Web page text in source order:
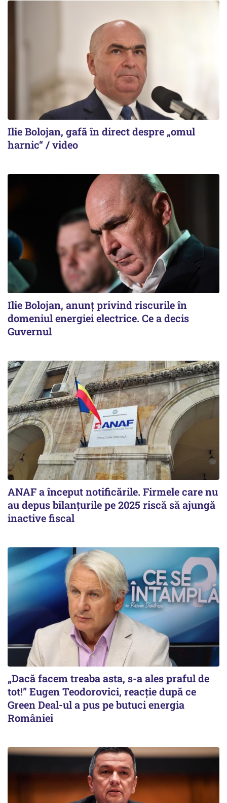
Ilie Bolojan, gafă în direct despre „omul
harnic“ / video
Ilie Bolojan, anunț privind riscurile în
domeniul energiei electrice. Ce a decis
Guvernul
ANAF a început notificările. Firmele care nu
au depus bilanțurile pe 2025 riscă să ajungă
inactive fiscal
„Dacă facem treaba asta, s-a ales praful de
tot!” Eugen Teodorovici, reacție după ce
Green Deal-ul a pus pe butuci energia
României